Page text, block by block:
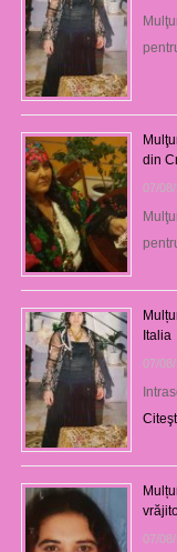
din
07/
Italia
07/
07/